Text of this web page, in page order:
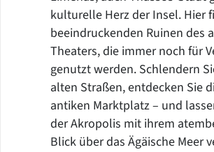
kulturelle Herz der Insel. Hier
beeindruckenden Ruinen des
Theaters, die immer noch für
genutzt werden. Schlendern
alten Straßen, entdecken Sie
antiken Marktplatz – und
der Akropolis mit ihrem
Blick über das Ägäische Meer